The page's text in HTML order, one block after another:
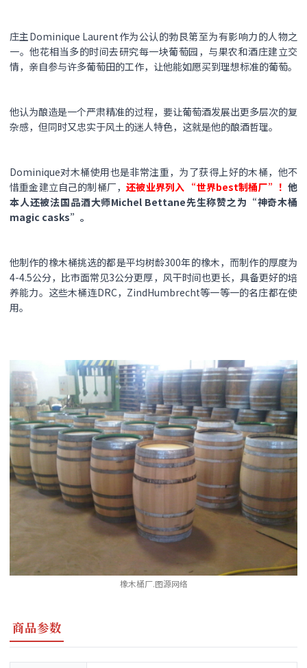
庄主Dominique Laurent作为公认的勃艮第至为有影响力的人物之
一。他花相当多的时间去研究每一块葡萄园，与果农和酒庄建立交
情，亲自参与许多葡萄田的工作，让他能如愿买到理想标准的葡萄。
他认为酿造是一个严肃精准的过程，要让葡萄酒发展出更多层次的复
杂感，但同时又忠实于风土的迷人特色，这就是他的酿酒哲理。
Dominique对木桶使用也是非常注重，为了获得上好的木桶，他不
惜重金建立自己的制桶厂，还被业界列入 “世界best制桶厂”！他
本人还被法国品酒大师Michel Bettane先生称赞之为“神奇木桶
magic casks”。
他制作的橡木桶挑选的都是平均树龄300年的橡木，而制作的厚度为
4-4.5公分，比市面常见3公分更厚，风干时间也更长，具备更好的培
养能力。这些木桶连DRC，ZindHumbrecht等一等一的名庄都在使
用。
橡木桶厂.图源网络
商品参数